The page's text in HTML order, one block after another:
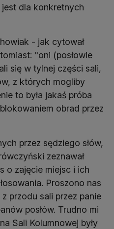
dla konkretnych
- jak cytował
"oni (posłowie
się w tylnej części sali,
z których mogliby
to była jakaś próba
obrad przez
przez sędziego słów,
zeznawał
o zajęcie miejsc i ich
Proszono nas
przodu sali przez panie
posłów. Trudno mi
Sali Kolumnowej były